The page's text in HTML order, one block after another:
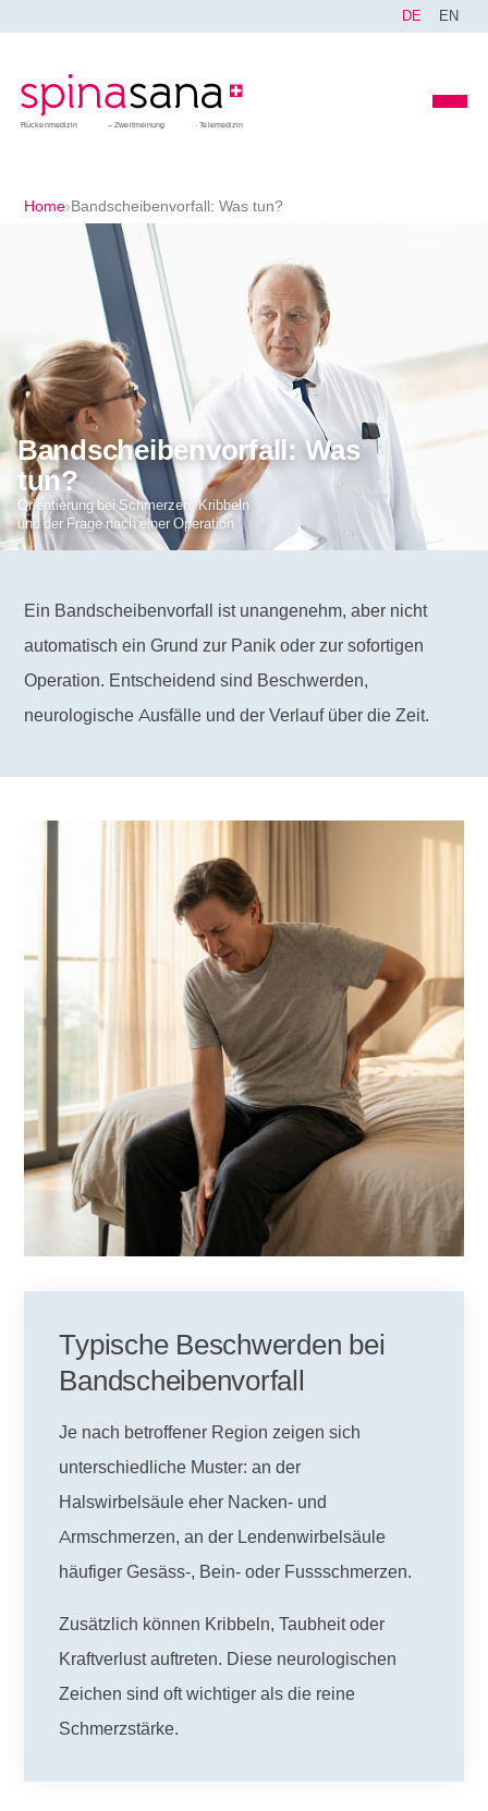
DE EN
Rückenmedizin Zweitmeinung Telemedizin
Home›Bandscheibenvorfall: Was tun?
Bandscheibenvorfall: Was
tun?
Orientierung bei Schmerzen, Kribbeln
und der Frage nach einer Operation
Ein Bandscheibenvorfall ist unangenehm, aber nicht
automatisch ein Grund zur Panik oder zur sofortigen
Operation. Entscheidend sind Beschwerden,
neurologische Ausfälle und der Verlauf über die Zeit.
Typische Beschwerden bei
Bandscheibenvorfall
Je nach betroffener Region zeigen sich
unterschiedliche Muster: an der
Halswirbelsäule eher Nacken- und
Armschmerzen, an der Lendenwirbelsäule
häufiger Gesäss-, Bein- oder Fussschmerzen.
Zusätzlich können Kribbeln, Taubheit oder
Kraftverlust auftreten. Diese neurologischen
Zeichen sind oft wichtiger als die reine
Schmerzstärke.